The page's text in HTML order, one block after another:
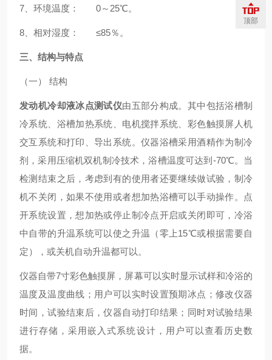
7、环境温度： 0～25℃。
8、相对湿度： ≤85％。
三、结构与特点
（一） 结构
发动机冷却液冰点测试仪由五部分构成。其中包括浴槽制
冷系统、浴槽加热系统、电机搅拌系统、彩色触摸屏人机
交互系统和打印、导出系统。仪器浴槽采用酒精作为制冷
剂，采用压缩机双机制冷技术，浴槽温度可达到-70℃。当
检测结束之后，考虑到有的使用者还要继续做试验，制冷
机不关闭，如果不使用或者想加热浴槽可以手动操作。点
开系统设置，想加热或停止制冷点开启或关闭即可，冷浴
中自带的升温系统可以使之升温（零上15℃或根据需要自
定），或关机自动升温都可以。
仪器自带7寸彩色触摸屏，屏幕可以实时显示试样和冷浴的
温度及温度曲线；用户可以实时设置预期冰点；修改仪器
时间，试验结束后，仪器自动打印结果；同时对试验结果
进行存储，采用嵌入式系统设计，用户可以查看历史数
据。
顶部